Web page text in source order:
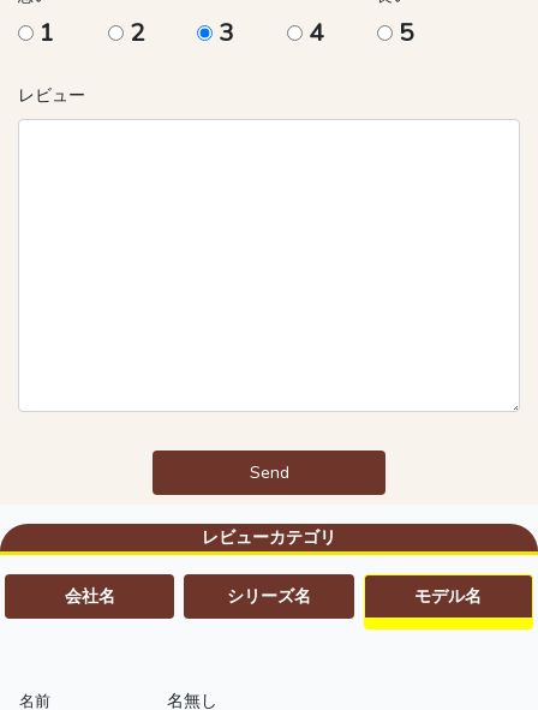
1 2 3 4 5
レビュー
Send
レビューカテゴリ
会社名 シリーズ名 モデル名
名前 名無し